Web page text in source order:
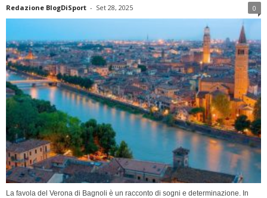
Redazione BlogDiSport - Set 28, 2025 0
La favola del Verona di Bagnoli è un racconto di sogni e determinazione. In